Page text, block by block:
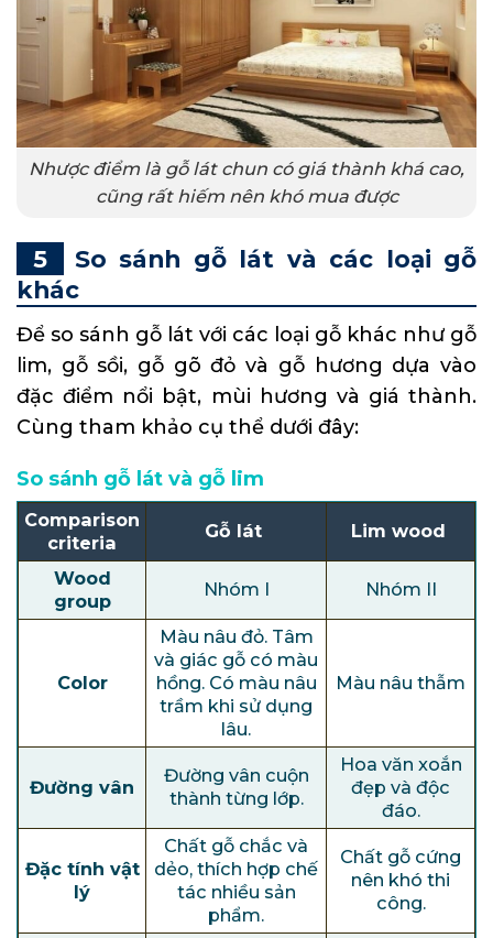
Nhược điểm là gỗ lát chun có giá thành khá cao,
cũng rất hiếm nên khó mua được
So sánh gỗ lát và các loại gỗ
khác
Để so sánh gỗ lát với các loại gỗ khác như gỗ
lim, gỗ sồi, gỗ gõ đỏ và gỗ hương dựa vào
đặc điểm nổi bật, mùi hương và giá thành.
Cùng tham khảo cụ thể dưới đây:
So sánh gỗ lát và gỗ lim
Comparison
criteria
Gỗ lát Lim wood
Wood
group
Nhóm I Nhóm II
Color
Màu nâu đỏ. Tâm
và giác gỗ có màu
hồng. Có màu nâu
trầm khi sử dụng
lâu.
Màu nâu thẫm
Đường vân
Đường vân cuộn
thành từng lớp.
Hoa văn xoắn
đẹp và độc
đáo.
Đặc tính vật
lý
Chất gỗ chắc và
dẻo, thích hợp chế
tác nhiều sản
phẩm.
Chất gỗ cứng
nên khó thi
công.